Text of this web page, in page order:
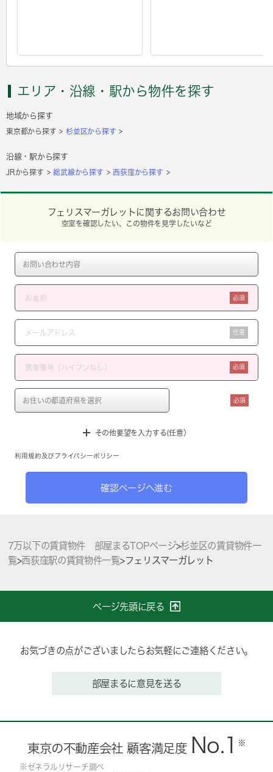
エリア・沿線・駅から物件を探す
地域から探す
東京都から探す 杉並区から探す
沿線・駅から探す
JRから探す 総武線から探す 西荻窪から探す
フェリスマーガレットに関するお問い合わせ
空室を確認したい、この物件を見学したいなど
必須
任意
必須
必須
その他要望を入力する(任意）
利用規約 及び プライバシーポリシー
確認ページへ進む
7万以下の賃貸物件 部屋まるTOPページ>杉並区の賃貸物件一
覧>西荻窪駅の賃貸物件一覧>フェリスマーガレット
ページ先頭に戻る
お気づきの点がございましたらお気軽にご連絡ください。
部屋まるに意見を送る
東京の不動産会社 顧客満足度 No.1 ※
※ゼネラルリサーチ調べ